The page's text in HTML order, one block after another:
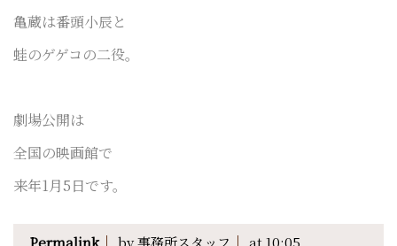
亀蔵は番頭小辰と
蛙のゲゲコの二役。
劇場公開は
全国の映画館で
来年1月5日です。
Permalink by 事務所スタッフ at 10:05